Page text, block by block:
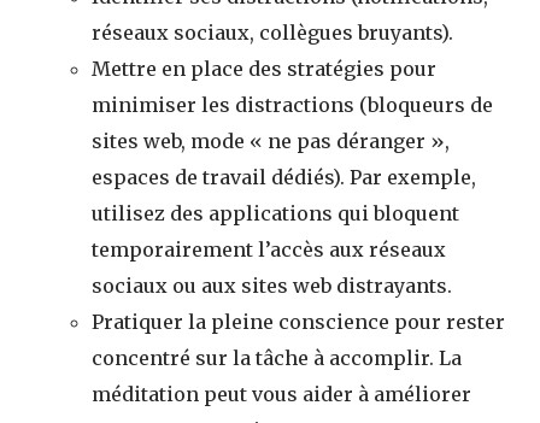
réseaux sociaux, collègues bruyants).
Mettre en place des stratégies pour
minimiser les distractions (bloqueurs de
sites web, mode « ne pas déranger »,
espaces de travail dédiés). Par exemple,
utilisez des applications qui bloquent
temporairement l’accès aux réseaux
sociaux ou aux sites web distrayants.
Pratiquer la pleine conscience pour rester
concentré sur la tâche à accomplir. La
méditation peut vous aider à améliorer